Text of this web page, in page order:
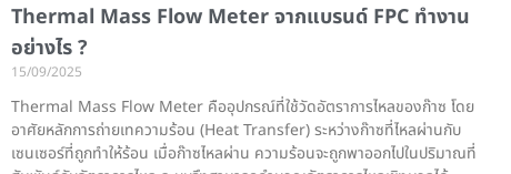
Thermal Mass Flow Meter จากแบรนด์ FPC ทำงาน
อย่างไร ?
15/09/2025
Thermal Mass Flow Meter คืออุปกรณ์ที่ใช้วัดอัตราการไหลของก๊าซ โดย
อาศัยหลักการถ่ายเทความร้อน (Heat Transfer) ระหว่างก๊าซที่ไหลผ่านกับ
เซนเซอร์ที่ถูกทำให้ร้อน เมื่อก๊าซไหลผ่าน ความร้อนจะถูกพาออกไปในปริมาณที่